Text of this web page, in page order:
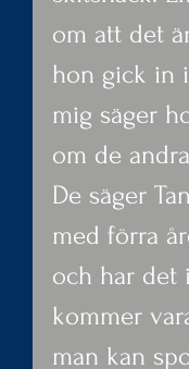
om att det
hon gick in
mig säger
om de
De säger
med förra
och har det
kommer
man kan